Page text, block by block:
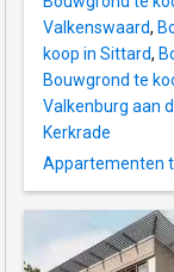
Valkenswaard,
koop in Sittard,
Bouwgrond te
Valkenburg aan
Kerkrade
Appartementen